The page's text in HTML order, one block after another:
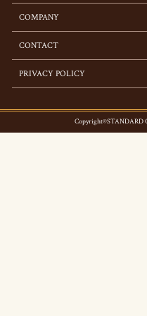
COMPANY
CONTACT
PRIVACY POLICY
Copyright©STANDARD